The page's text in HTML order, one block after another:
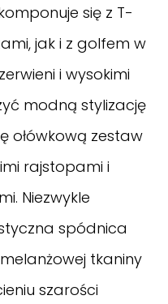
się z T-
jak i z golfem w
i wysokimi
modną stylizację
ołówkową zestaw
rajstopami i
Niezwykle
spódnica
tkaniny
szarości